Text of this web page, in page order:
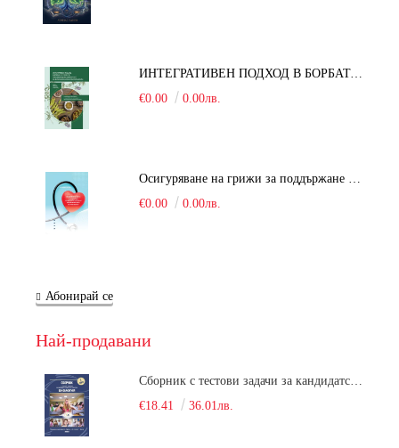
ИНТЕГРАТИВЕН ПОДХОД В БОРБАТА С COVID-19: От патогенезата на Sars-Cov-2 до фитомедицината и етноботаниката. Антивирусна активност и терапевтичен потенциал на българските лечебни растения
€0.00
0.00лв.
Осигуряване на грижи за поддържане на здравното състояние на уязвимите групи от населени
€0.00
0.00лв.
Абонирай се
Най-продавани
Сборник с тестови задачи за кандидатстудентски изпит по биология върху учебния материал за задължителна и профилирана подготовка, изучаван в средния курс на обучение. Част 1
€18.41
36.01лв.